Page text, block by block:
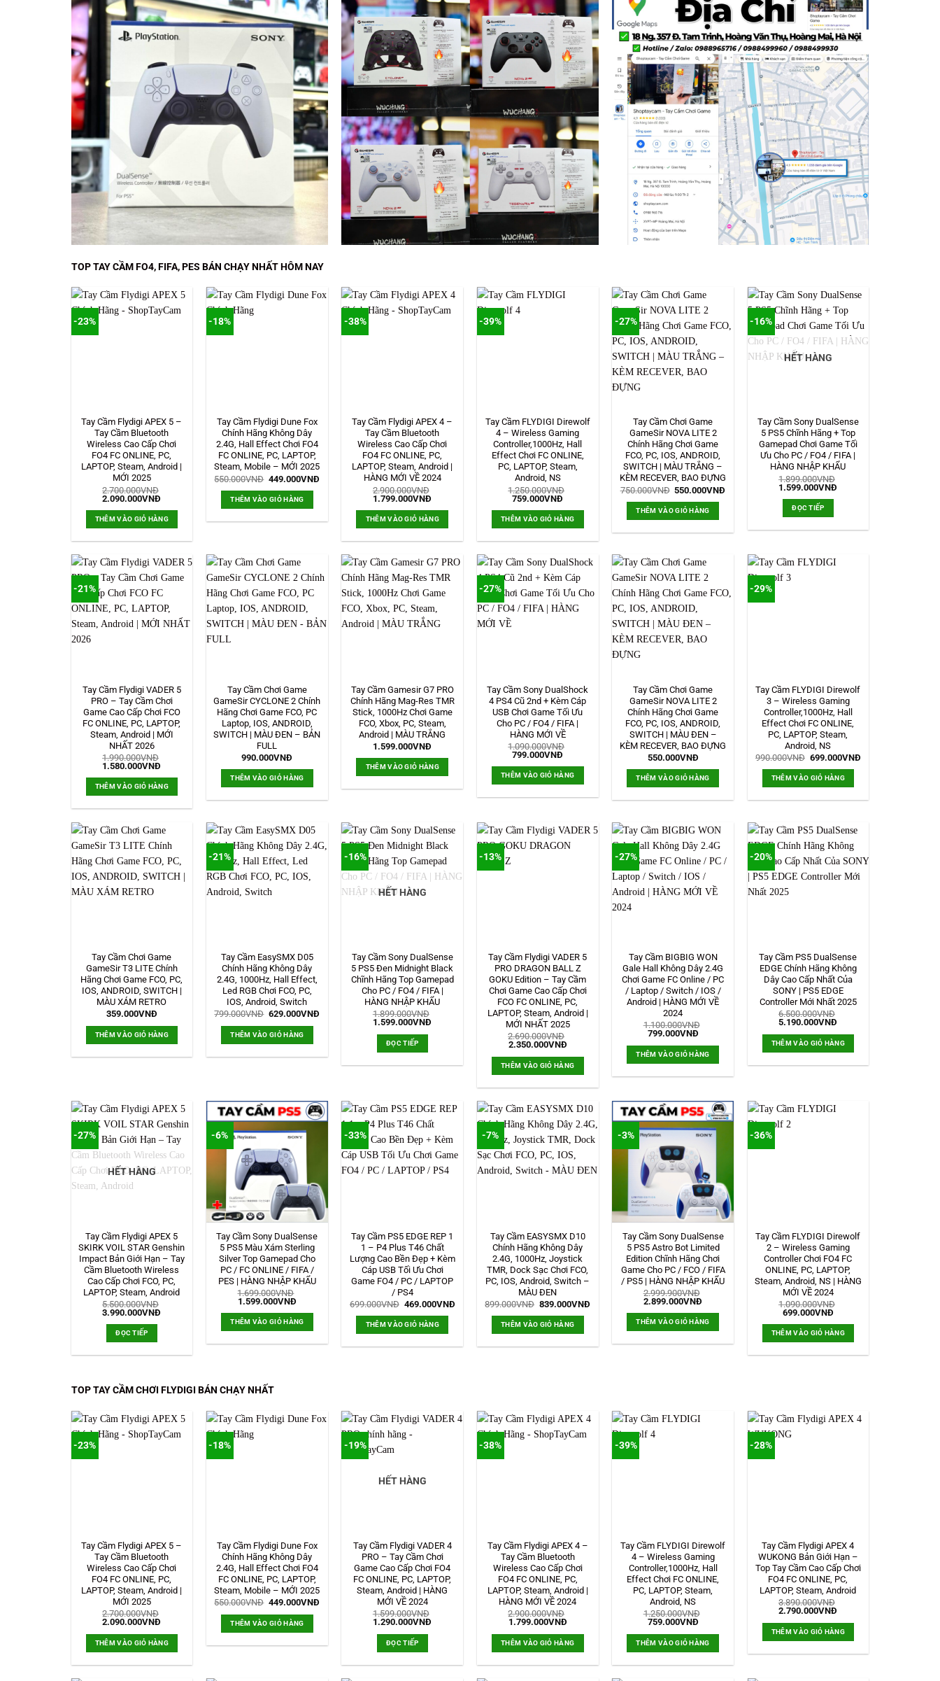
TOP TAY CẦM FO4, FIFA, PES BÁN CHẠY NHẤT HÔM NAY
-23%
Tay Cầm Flydigi APEX 5 –
Tay Cầm Bluetooth
Wireless Cao Cấp Chơi
FO4 FC ONLINE, PC,
LAPTOP, Steam, Android |
MỚI 2025
2.700.000VNĐ
Giá
là:
2.700.000VNĐ.
2.090.000VNĐ
tại
là:
2.090.000VNĐ.
THÊM VÀO GIỎ HÀNG
-18%
Tay Cầm Flydigi Dune Fox
Chính Hãng Không Dây
2.4G, Hall Effect Chơi FO4
FC ONLINE, PC, LAPTOP,
Steam, Mobile – MỚI 2025
550.000VNĐ Giá
là:
550.000VNĐ.
449.000VNĐ
449.000VNĐ.
THÊM VÀO GIỎ HÀNG
-38%
Tay Cầm Flydigi APEX 4 –
Tay Cầm Bluetooth
Wireless Cao Cấp Chơi
FO4 FC ONLINE, PC,
LAPTOP, Steam, Android |
HÀNG MỚI VỀ 2024
2.900.000VNĐ
Giá
là:
2.900.000VNĐ.
1.799.000VNĐ
tại
là:
1.799.000VNĐ.
THÊM VÀO GIỎ HÀNG
-39%
Tay Cầm FLYDIGI Direwolf
4 – Wireless Gaming
Controller,1000Hz, Hall
Effect Chơi FC ONLINE,
PC, LAPTOP, Steam,
Android, NS
1.250.000VNĐ
Giá
là:
1.250.000VNĐ.
759.000VNĐ
tại
là:
759.000VNĐ.
THÊM VÀO GIỎ HÀNG
-27%
Tay Cầm Chơi Game
GameSir NOVA LITE 2
Chính Hãng Chơi Game
FCO, PC, IOS, ANDROID,
SWITCH | MÀU TRẮNG –
KÈM RECEVER, BAO ĐỰNG
750.000VNĐ Giá
là:
750.000VNĐ.
550.000VNĐ
THÊM VÀO GIỎ HÀNG
-16%
HẾT HÀNG
Tay Cầm Sony DualSense
5 PS5 Chĩnh Hãng + Top
Gamepad Chơi Game Tối
Ưu Cho PC / FO4 / FIFA |
HÀNG NHẬP KHẨU
1.899.000VNĐ
Giá
1.899.000VNĐ.
1.599.000VNĐ
ĐỌC TIẾP
-21%
Tay Cầm Flydigi VADER 5
PRO – Tay Cầm Chơi
Game Cao Cấp Chơi FCO
FC ONLINE, PC, LAPTOP,
Steam, Android | MỚI
NHẤT 2026
1.990.000VNĐ
Giá
là:
1.990.000VNĐ.
1.580.000VNĐ
tại
là:
1.580.000VNĐ.
THÊM VÀO GIỎ HÀNG
Tay Cầm Chơi Game
GameSir CYCLONE 2 Chính
Hãng Chơi Game FCO, PC
Laptop, IOS, ANDROID,
SWITCH | MÀU ĐEN – BẢN
FULL
990.000VNĐ
THÊM VÀO GIỎ HÀNG
Tay Cầm Gamesir G7 PRO
Chính Hãng Mag-Res TMR
Stick, 1000Hz Chơi Game
FCO, Xbox, PC, Steam,
Android | MÀU TRẮNG
1.599.000VNĐ
THÊM VÀO GIỎ HÀNG
-27%
Tay Cầm Sony DualShock
4 PS4 Cũ 2nd + Kèm Cáp
USB Chơi Game Tối Ưu
Cho PC / FO4 / FIFA |
HÀNG MỚI VỀ
1.090.000VNĐ
Giá
là:
1.090.000VNĐ.
799.000VNĐ
tại
là:
799.000VNĐ.
THÊM VÀO GIỎ HÀNG
Tay Cầm Chơi Game
GameSir NOVA LITE 2
Chính Hãng Chơi Game
FCO, PC, IOS, ANDROID,
SWITCH | MÀU ĐEN –
KÈM RECEVER, BAO ĐỰNG
550.000VNĐ
THÊM VÀO GIỎ HÀNG
-29%
Tay Cầm FLYDIGI Direwolf
3 – Wireless Gaming
Controller,1000Hz, Hall
Effect Chơi FC ONLINE,
PC, LAPTOP, Steam,
Android, NS
990.000VNĐ Giá
là:
990.000VNĐ.
699.000VNĐGiá
THÊM VÀO GIỎ HÀNG
Tay Cầm Chơi Game
GameSir T3 LITE Chính
Hãng Chơi Game FCO, PC,
IOS, ANDROID, SWITCH |
MÀU XÁM RETRO
359.000VNĐ
THÊM VÀO GIỎ HÀNG
-21%
Tay Cầm EasySMX D05
Chính Hãng Không Dây
2.4G, 1000Hz, Hall Effect,
Led RGB Chơi FCO, PC,
IOS, Android, Switch
799.000VNĐ Giá
là:
799.000VNĐ.
629.000VNĐ
THÊM VÀO GIỎ HÀNG
-16%
HẾT HÀNG
Tay Cầm Sony DualSense
5 PS5 Đen Midnight Black
Chĩnh Hãng Top Gamepad
Cho PC / FO4 / FIFA |
HÀNG NHẬP KHẨU
1.899.000VNĐ
Giá
1.899.000VNĐ.
1.599.000VNĐ
ĐỌC TIẾP
-13%
Tay Cầm Flydigi VADER 5
PRO DRAGON BALL Z
GOKU Edition – Tay Cầm
Chơi Game Cao Cấp Chơi
FCO FC ONLINE, PC,
LAPTOP, Steam, Android |
MỚI NHẤT 2025
2.690.000VNĐ
Giá
là:
2.690.000VNĐ.
2.350.000VNĐGiá
tại
là:
2.350.000VNĐ.
THÊM VÀO GIỎ HÀNG
-27%
Tay Cầm BIGBIG WON
Gale Hall Không Dây 2.4G
Chơi Game FC Online / PC
/ Laptop / Switch / IOS /
Android | HÀNG MỚI VỀ
2024
1.100.000VNĐ
Giá
là:
1.100.000VNĐ.
799.000VNĐGiá
tại
là:
799.000VNĐ.
THÊM VÀO GIỎ HÀNG
-20%
Tay Cầm PS5 DualSense
EDGE Chính Hãng Không
Dây Cao Cấp Nhất Của
SONY | PS5 EDGE
Controller Mới Nhất 2025
6.500.000VNĐ
Giá
là:
6.500.000VNĐ.
5.190.000VNĐ
tại
là:
5.190.000VNĐ.
THÊM VÀO GIỎ HÀNG
-27%
HẾT HÀNG
Tay Cầm Flydigi APEX 5
SKIRK VOIL STAR Genshin
Impact Bản Giới Hạn – Tay
Cầm Bluetooth Wireless
Cao Cấp Chơi FCO, PC,
LAPTOP, Steam, Android
5.500.000VNĐ
Giá
5.500.000VNĐ.
3.990.000VNĐ
3.990.000VNĐ.
ĐỌC TIẾP
-6%
Tay Cầm Sony DualSense
5 PS5 Màu Xám Sterling
Silver Top Gamepad Cho
PC / FC ONLINE / FIFA /
PES | HÀNG NHẬP KHẨU
1.699.000VNĐ
Giá
là:
1.699.000VNĐ.
1.599.000VNĐGiá
tại
là:
1.599.000VNĐ.
THÊM VÀO GIỎ HÀNG
-33%
Tay Cầm PS5 EDGE REP 1
1 – P4 Plus T46 Chất
Lượng Cao Bền Đẹp + Kèm
Cáp USB Tối Ưu Chơi
Game FO4 / PC / LAPTOP
/ PS4
699.000VNĐ Giá
là:
699.000VNĐ.
469.000VNĐGiá
469.000VNĐ.
THÊM VÀO GIỎ HÀNG
-7%
Tay Cầm EASYSMX D10
Chính Hãng Không Dây
2.4G, 1000Hz, Joystick
TMR, Dock Sạc Chơi FCO,
PC, IOS, Android, Switch –
MÀU ĐEN
899.000VNĐ Giá
là:
899.000VNĐ.
839.000VNĐ
THÊM VÀO GIỎ HÀNG
-3%
Tay Cầm Sony DualSense
5 PS5 Astro Bot Limited
Edition Chĩnh Hãng Chơi
Game Cho PC / FCO / FIFA
/ PS5 | HÀNG NHẬP KHẨU
2.999.900VNĐ
Giá
là:
2.999.900VNĐ.
2.899.000VNĐ
tại
là:
2.899.000VNĐ.
THÊM VÀO GIỎ HÀNG
-36%
Tay Cầm FLYDIGI Direwolf
2 – Wireless Gaming
Controller Chơi FO4 FC
ONLINE, PC, LAPTOP,
Steam, Android, NS | HÀNG
MỚI VỀ 2024
1.090.000VNĐ
Giá
là:
1.090.000VNĐ.
699.000VNĐGiá
tại
là:
699.000VNĐ.
THÊM VÀO GIỎ HÀNG
TOP TAY CẦM CHƠI FLYDIGI BÁN CHẠY NHẤT
-23%
Tay Cầm Flydigi APEX 5 –
Tay Cầm Bluetooth
Wireless Cao Cấp Chơi
FO4 FC ONLINE, PC,
LAPTOP, Steam, Android |
MỚI 2025
2.700.000VNĐ
Giá
là:
2.700.000VNĐ.
2.090.000VNĐ
tại
là:
2.090.000VNĐ.
THÊM VÀO GIỎ HÀNG
-18%
Tay Cầm Flydigi Dune Fox
Chính Hãng Không Dây
2.4G, Hall Effect Chơi FO4
FC ONLINE, PC, LAPTOP,
Steam, Mobile – MỚI 2025
550.000VNĐ Giá
là:
550.000VNĐ.
449.000VNĐ
THÊM VÀO GIỎ HÀNG
-19%
HẾT HÀNG
Tay Cầm Flydigi VADER 4
PRO – Tay Cầm Chơi
Game Cao Cấp Chơi FO4
FC ONLINE, PC, LAPTOP,
Steam, Android | HÀNG
MỚI VỀ 2024
1.599.000VNĐ
Giá
1.599.000VNĐ.
1.290.000VNĐ
ĐỌC TIẾP
-38%
Tay Cầm Flydigi APEX 4 –
Tay Cầm Bluetooth
Wireless Cao Cấp Chơi
FO4 FC ONLINE, PC,
LAPTOP, Steam, Android |
HÀNG MỚI VỀ 2024
2.900.000VNĐ
Giá
là:
2.900.000VNĐ.
1.799.000VNĐGiá
tại
là:
1.799.000VNĐ.
THÊM VÀO GIỎ HÀNG
-39%
Tay Cầm FLYDIGI Direwolf
4 – Wireless Gaming
Controller,1000Hz, Hall
Effect Chơi FC ONLINE,
PC, LAPTOP, Steam,
Android, NS
1.250.000VNĐ
Giá
là:
1.250.000VNĐ.
759.000VNĐGiá
tại
là:
759.000VNĐ.
THÊM VÀO GIỎ HÀNG
-28%
Tay Cầm Flydigi APEX 4
WUKONG Bản Giới Hạn –
Top Tay Cầm Cao Cấp Chơi
FO4 FC ONLINE, PC,
LAPTOP, Steam, Android
3.890.000VNĐ
Giá
là:
3.890.000VNĐ.
2.790.000VNĐ
tại
là:
2.790.000VNĐ.
THÊM VÀO GIỎ HÀNG